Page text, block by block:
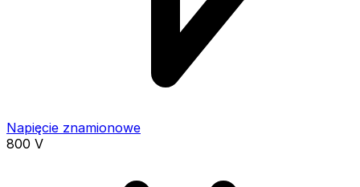
Napięcie znamionowe
800 V